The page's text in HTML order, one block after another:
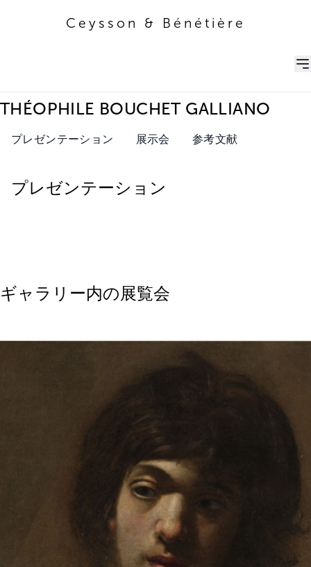
Ceysson & Bénétière
THÉOPHILE BOUCHET GALLIANO
プレゼンテーション 展示会 参考文献
プレゼンテーション
ギャラリー内の展覧会